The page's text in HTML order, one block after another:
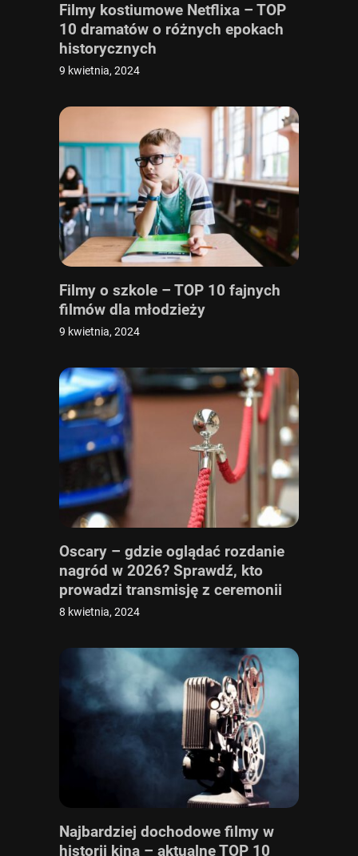
Filmy kostiumowe Netflixa – TOP
10 dramatów o różnych epokach
historycznych
9 kwietnia, 2024
Filmy o szkole – TOP 10 fajnych
filmów dla młodzieży
9 kwietnia, 2024
Oscary – gdzie oglądać rozdanie
nagród w 2026? Sprawdź, kto
prowadzi transmisję z ceremonii
online i w TV
8 kwietnia, 2024
Najbardziej dochodowe filmy w
historii kina – aktualne TOP 10